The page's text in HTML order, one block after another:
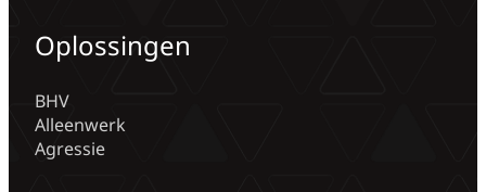
Oplossingen
BHV
Alleenwerk
Agressie